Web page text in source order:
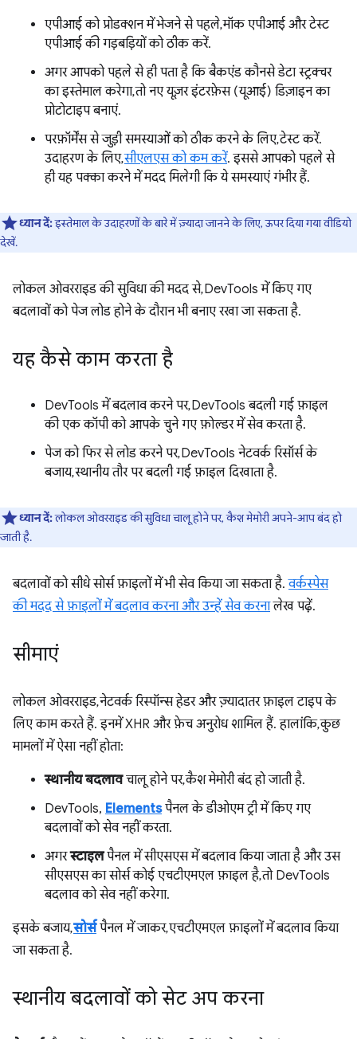
एपीआई को प्रोडक्शन में भेजने से पहले, मॉक एपीआई और टेस्ट
एपीआई की गड़बड़ियों को ठीक करें.
अगर आपको पहले से ही पता है कि बैकएंड कौनसे डेटा स्ट्रक्चर
का इस्तेमाल करेगा, तो नए यूज़र इंटरफ़ेस (यूआई) डिज़ाइन का
प्रोटोटाइप बनाएं.
परफ़ॉर्मेंस से जुड़ी समस्याओं को ठीक करने के लिए, टेस्ट करें.
उदाहरण के लिए,सीएलएस को कम करें. इससे आपको पहले से
ही यह पक्का करने में मदद मिलेगी कि ये समस्याएं गंभीर हैं.
ध्यान दें:इस्तेमाल के उदाहरणों के बारे में ज़्यादा जानने के लिए, ऊपर दिया गया वीडियो
देखें.
लोकल ओवरराइड की सुविधा की मदद से, DevTools में किए गए
बदलावों को पेज लोड होने के दौरान भी बनाए रखा जा सकता है.
यह कैसे काम करता है
DevTools में बदलाव करने पर, DevTools बदली गई फ़ाइल
की एक कॉपी को आपके चुने गए फ़ोल्डर में सेव करता है.
पेज को फिर से लोड करने पर, DevTools नेटवर्क रिसॉर्स के
बजाय, स्थानीय तौर पर बदली गई फ़ाइल दिखाता है.
ध्यान दें:लोकल ओवरराइड की सुविधा चालू होने पर, कैश मेमोरी अपने-आप बंद हो
जाती है.
बदलावों को सीधे सोर्स फ़ाइलों में भी सेव किया जा सकता है.वर्कस्पेस
की मदद से फ़ाइलों में बदलाव करना और उन्हें सेव करनालेख पढ़ें.
सीमाएं
लोकल ओवरराइड, नेटवर्क रिस्पॉन्स हेडर और ज़्यादातर फ़ाइल टाइप के
लिए काम करते हैं. इनमें XHR और फ़ेच अनुरोध शामिल हैं. हालांकि, कुछ
मामलों में ऐसा नहीं होता:
स्थानीय बदलावचालू होने पर, कैश मेमोरी बंद हो जाती है.
DevTools, Elementsपैनल के डीओएम ट्री में किए गए
बदलावों को सेव नहीं करता.
अगरस्टाइलपैनल में सीएसएस में बदलाव किया जाता है और उस
सीएसएस का सोर्स कोई एचटीएमएल फ़ाइल है, तो DevTools
बदलाव को सेव नहीं करेगा.
इसके बजाय,सोर्सपैनल में जाकर, एचटीएमएल फ़ाइलों में बदलाव किया
जा सकता है.
स्थानीय बदलावों को सेट अप करना